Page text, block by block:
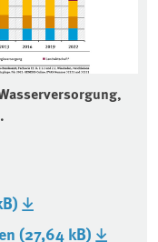
(27,64 kB)